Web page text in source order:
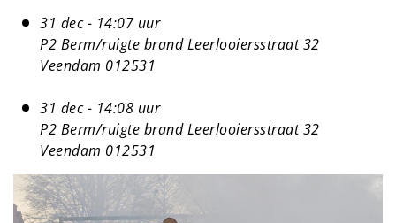
31 dec - 14:07 uur
P2 Berm/ruigte brand Leerlooiersstraat 32
Veendam 012531
31 dec - 14:08 uur
P2 Berm/ruigte brand Leerlooiersstraat 32
Veendam 012531